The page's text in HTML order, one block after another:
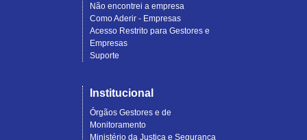
Não encontrei a empresa
Como Aderir - Empresas
Acesso Restrito para Gestores e
Empresas
Suporte
Institucional
Órgãos Gestores e de
Monitoramento
Ministério da Justiça e Segurança